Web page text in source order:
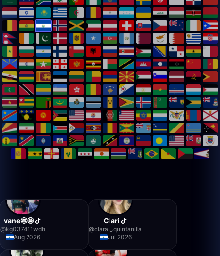
vane🤩🤩
@kg037411wdh
Aug 2026
Clari
@clara._.quintanilla
Jul 2026